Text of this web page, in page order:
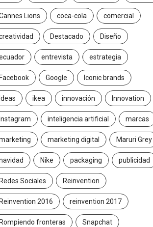
Lions coca-cola comercial
Destacado Diseño
entrevista estrategia
Facebook Google Iconic brands
Ideas ikea innovación Innovation
Instagram inteligencia artificial marcas
marketing digital Maruri Grey
Nike packaging publicidad
Redes Sociales Reinvention
Reinvention 2016 reinvention 2017
Rompiendo fronteras Snapchat